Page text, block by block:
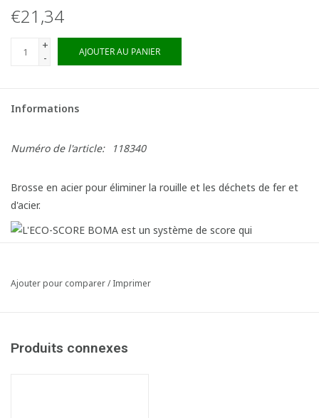
€21,34
+
-
AJOUTER AU PANIER
Informations
Numéro de l'article: 118340
Brosse en acier pour éliminer la rouille et les déchets de fer et
d'acier.
Ajouter pour comparer/Imprimer
Produits connexes